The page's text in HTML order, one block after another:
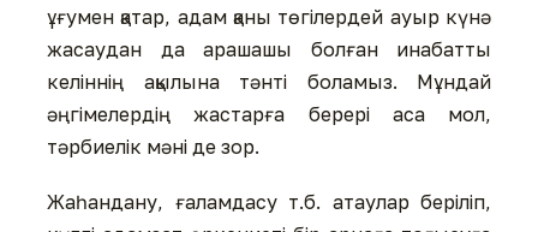
ұғумен қатар, адам қаны төгілердей ауыр күнә
жасаудан да арашашы болған инабатты
келіннің ақылына тәнті боламыз. Мұндай
әңгімелердің жастарға берері аса мол,
тәрбиелік мәні де зор.
Жаһандану, ғаламдасу т.б. атаулар беріліп,